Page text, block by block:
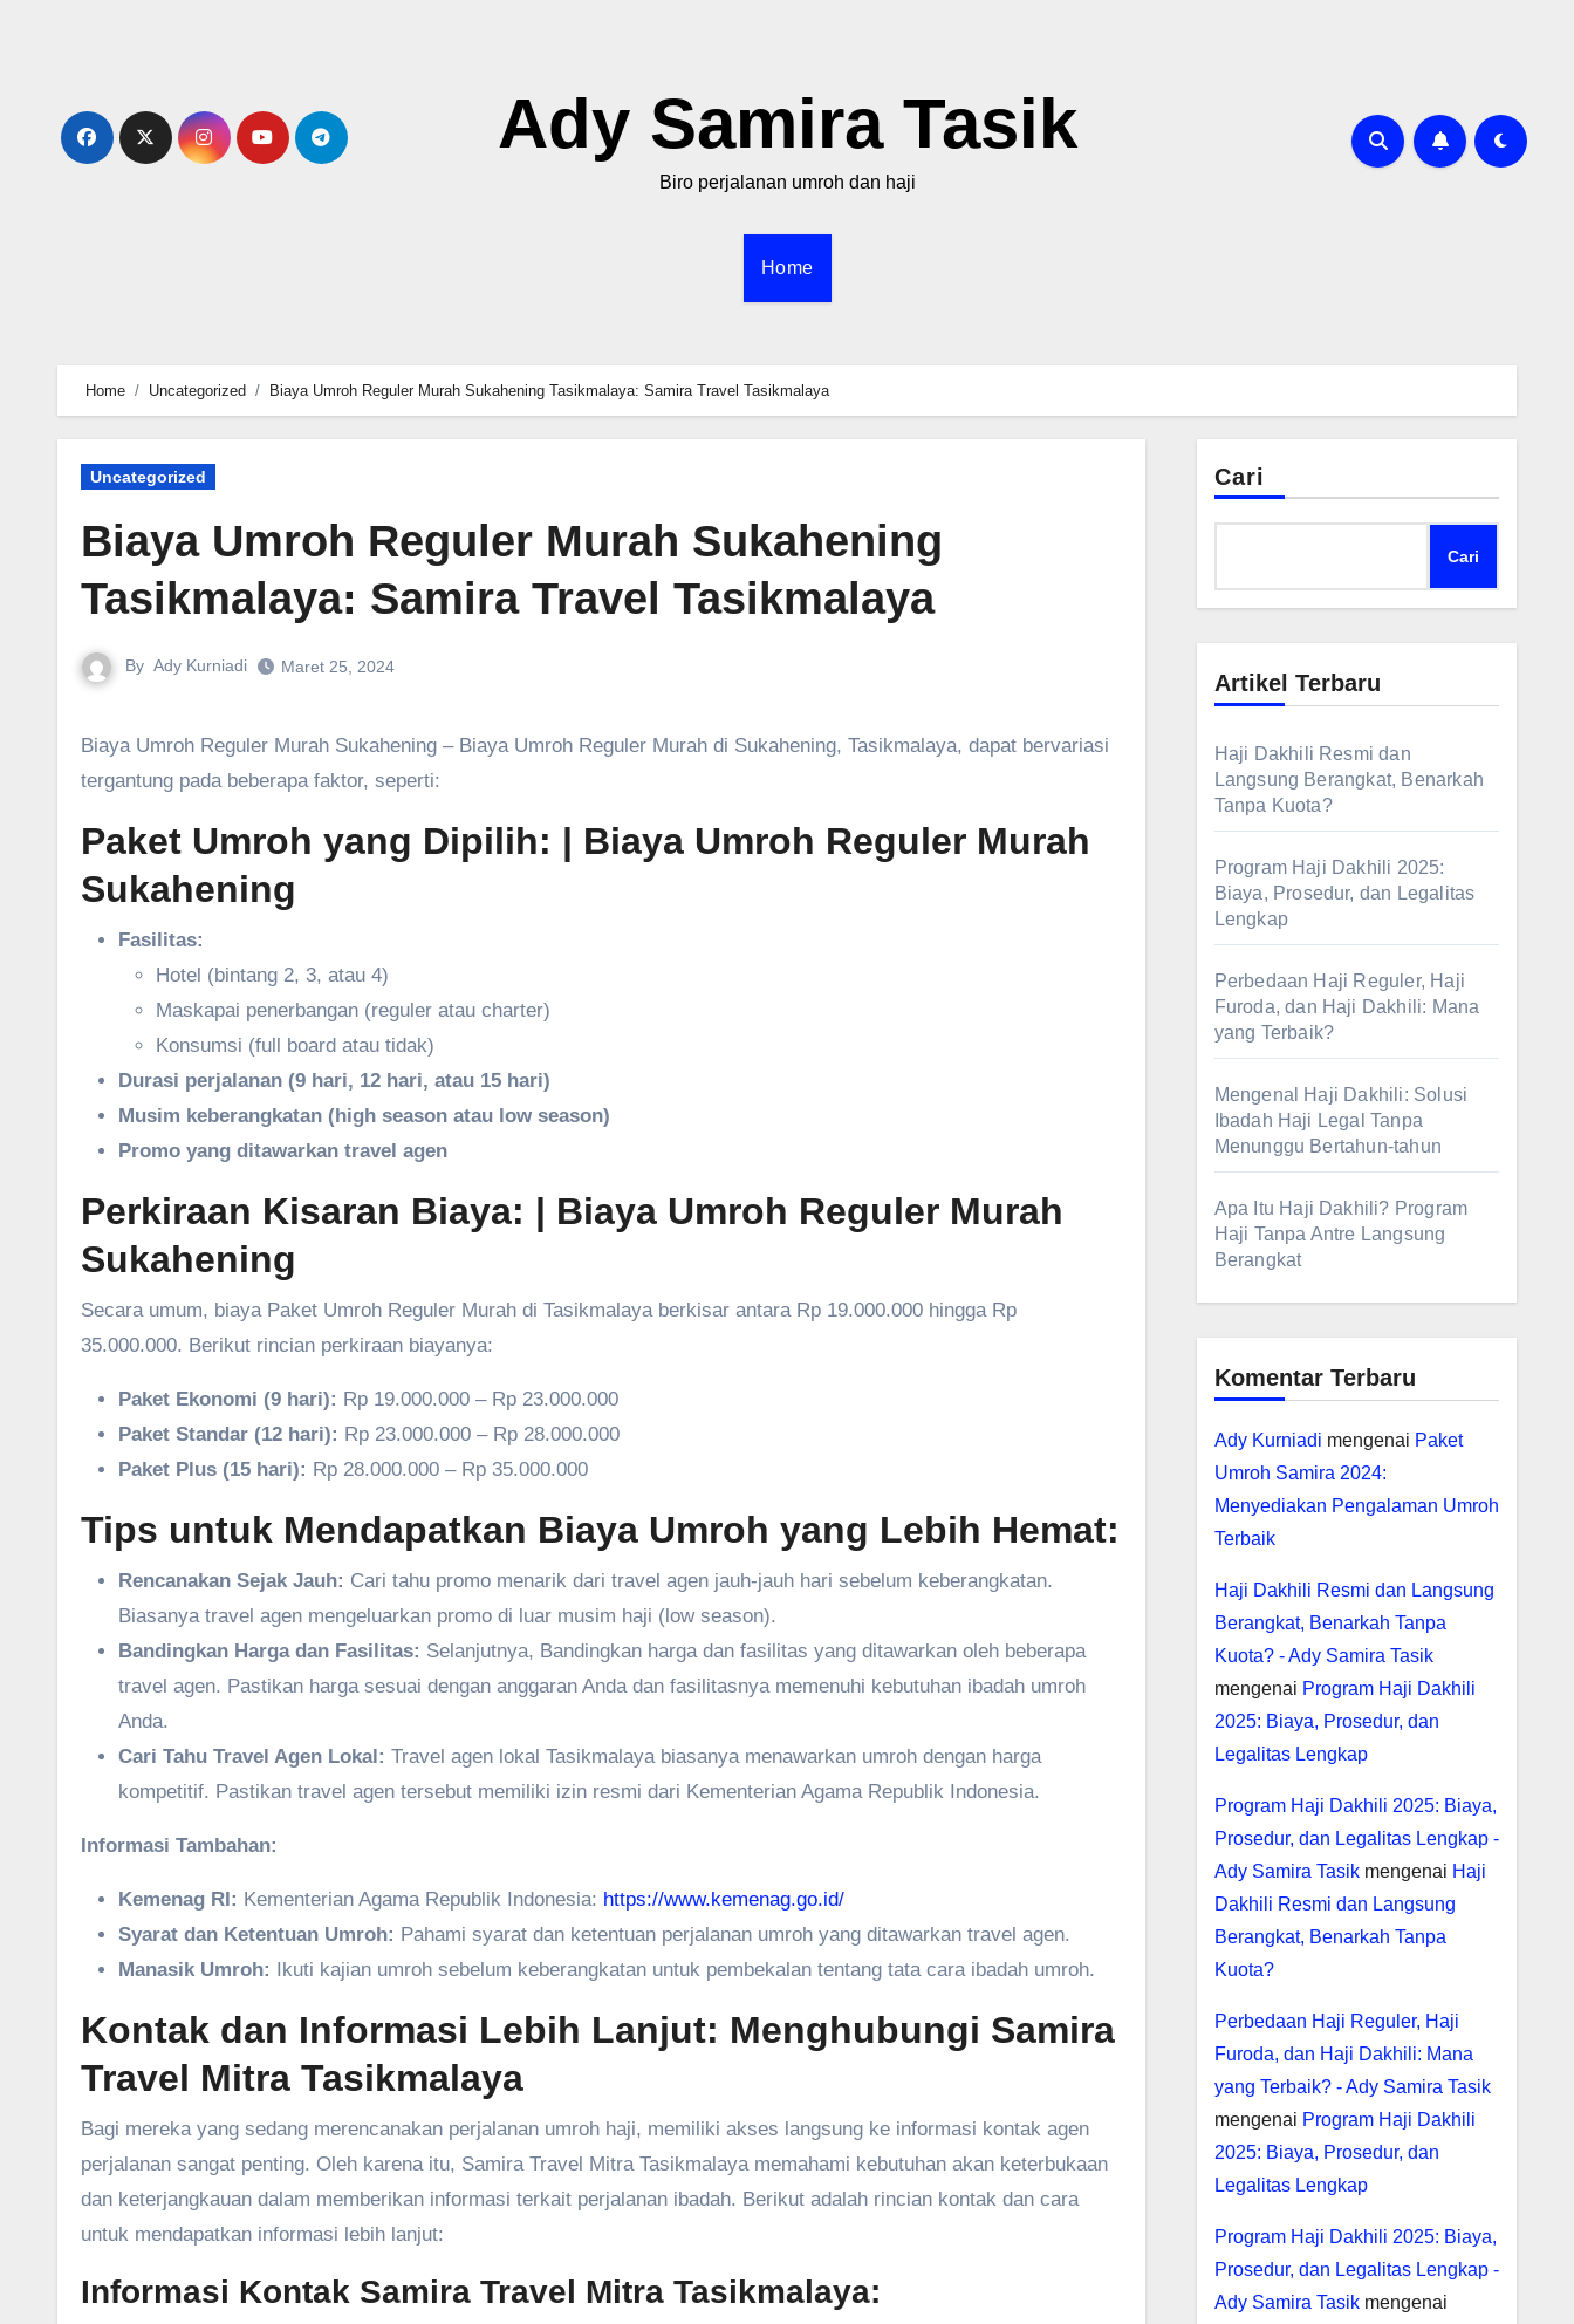
Ady Samira Tasik
Biro perjalanan umroh dan haji
Home
Home Uncategorized Biaya Umroh Reguler Murah Sukahening Tasikmalaya: Samira Travel Tasikmalaya
Uncategorized
Biaya Umroh Reguler Murah Sukahening
Tasikmalaya: Samira Travel Tasikmalaya
By Ady Kurniadi Maret 25, 2024
Biaya Umroh Reguler Murah Sukahening – Biaya Umroh Reguler Murah di Sukahening, Tasikmalaya, dapat bervariasi
tergantung pada beberapa faktor, seperti:
Paket Umroh yang Dipilih: | Biaya Umroh Reguler Murah
Sukahening
Fasilitas:
Hotel (bintang 2, 3, atau 4)
Maskapai penerbangan (reguler atau charter)
Konsumsi (full board atau tidak)
Durasi perjalanan (9 hari, 12 hari, atau 15 hari)
Musim keberangkatan (high season atau low season)
Promo yang ditawarkan travel agen
Perkiraan Kisaran Biaya: | Biaya Umroh Reguler Murah
Sukahening
Secara umum, biaya Paket Umroh Reguler Murah di Tasikmalaya berkisar antara Rp 19.000.000 hingga Rp
35.000.000. Berikut rincian perkiraan biayanya:
Paket Ekonomi (9 hari): Rp 19.000.000 – Rp 23.000.000
Paket Standar (12 hari): Rp 23.000.000 – Rp 28.000.000
Paket Plus (15 hari): Rp 28.000.000 – Rp 35.000.000
Tips untuk Mendapatkan Biaya Umroh yang Lebih Hemat:
Rencanakan Sejak Jauh: Cari tahu promo menarik dari travel agen jauh-jauh hari sebelum keberangkatan.
Biasanya travel agen mengeluarkan promo di luar musim haji (low season).
Bandingkan Harga dan Fasilitas: Selanjutnya, Bandingkan harga dan fasilitas yang ditawarkan oleh beberapa
travel agen. Pastikan harga sesuai dengan anggaran Anda dan fasilitasnya memenuhi kebutuhan ibadah umroh
Anda.
Cari Tahu Travel Agen Lokal: Travel agen lokal Tasikmalaya biasanya menawarkan umroh dengan harga
kompetitif. Pastikan travel agen tersebut memiliki izin resmi dari Kementerian Agama Republik Indonesia.
Informasi Tambahan:
Kemenag RI: Kementerian Agama Republik Indonesia: https://www.kemenag.go.id/
Syarat dan Ketentuan Umroh: Pahami syarat dan ketentuan perjalanan umroh yang ditawarkan travel agen.
Manasik Umroh: Ikuti kajian umroh sebelum keberangkatan untuk pembekalan tentang tata cara ibadah umroh.
Kontak dan Informasi Lebih Lanjut: Menghubungi Samira
Travel Mitra Tasikmalaya
Bagi mereka yang sedang merencanakan perjalanan umroh haji, memiliki akses langsung ke informasi kontak agen
perjalanan sangat penting. Oleh karena itu, Samira Travel Mitra Tasikmalaya memahami kebutuhan akan keterbukaan
dan keterjangkauan dalam memberikan informasi terkait perjalanan ibadah. Berikut adalah rincian kontak dan cara
untuk mendapatkan informasi lebih lanjut:
Informasi Kontak Samira Travel Mitra Tasikmalaya:
Cari
Cari
Artikel Terbaru
Haji Dakhili Resmi dan
Langsung Berangkat, Benarkah
Tanpa Kuota?
Program Haji Dakhili 2025:
Biaya, Prosedur, dan Legalitas
Lengkap
Perbedaan Haji Reguler, Haji
Furoda, dan Haji Dakhili: Mana
yang Terbaik?
Mengenal Haji Dakhili: Solusi
Ibadah Haji Legal Tanpa
Menunggu Bertahun-tahun
Apa Itu Haji Dakhili? Program
Haji Tanpa Antre Langsung
Berangkat
Komentar Terbaru
Ady Kurniadi mengenai Paket
Umroh Samira 2024:
Menyediakan Pengalaman Umroh
Terbaik
Haji Dakhili Resmi dan Langsung
Berangkat, Benarkah Tanpa
Kuota? - Ady Samira Tasik
mengenai Program Haji Dakhili
2025: Biaya, Prosedur, dan
Legalitas Lengkap
Program Haji Dakhili 2025: Biaya,
Prosedur, dan Legalitas Lengkap -
Ady Samira Tasikmengenai Haji
Dakhili Resmi dan Langsung
Berangkat, Benarkah Tanpa
Kuota?
Perbedaan Haji Reguler, Haji
Furoda, dan Haji Dakhili: Mana
yang Terbaik? - Ady Samira Tasik
mengenai Program Haji Dakhili
2025: Biaya, Prosedur, dan
Legalitas Lengkap
Program Haji Dakhili 2025: Biaya,
Prosedur, dan Legalitas Lengkap -
Ady Samira Tasikmengenai